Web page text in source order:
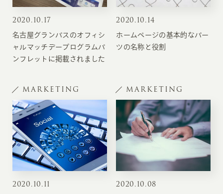
2020.10.17
名古屋グランパスのオフィシ
ャルマッチデープログラムパ
ンフレットに掲載されました
2020.10.14
ホームページの基本的なパー
ツの名称と役割
MARKETING
2020.10.11
MARKETING
2020.10.08